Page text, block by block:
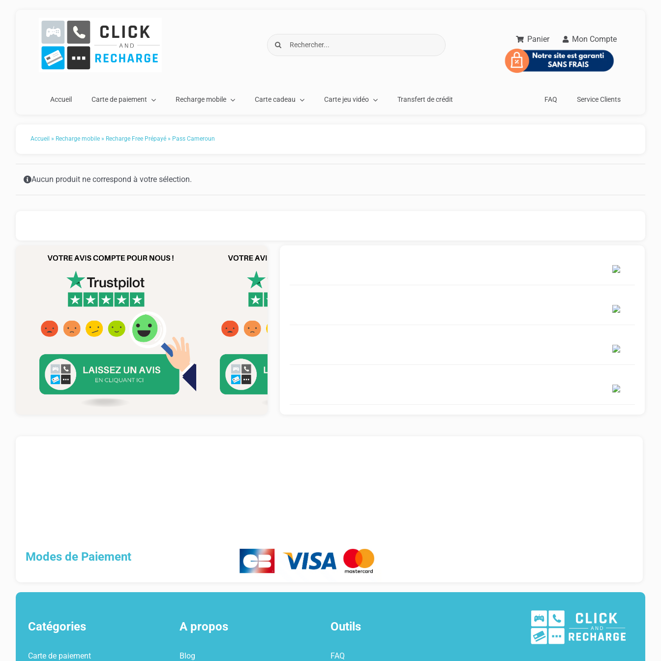
Rechercher: Panier Mon Compte
Accueil Carte de paiement Recharge mobile Carte cadeau Carte jeu vidéo Transfert de crédit FAQ Service Clients
Accueil » Recharge mobile » Recharge Free Prépayé » Pass Cameroun
Aucun produit ne correspond à votre sélection.
Modes de Paiement
Catégories
Carte de paiement
A propos
Blog
Outils
FAQ